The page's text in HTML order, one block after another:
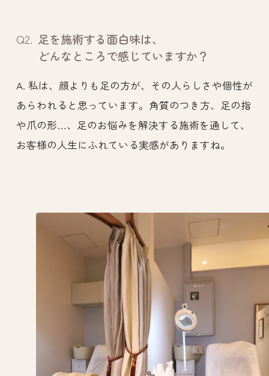
Q2. 足を施術する面白味は、
どんなところで感じていますか？
A. 私は、顔よりも足の方が、その人らしさや個性が
あらわれると思っています。角質のつき方、足の指
や爪の形…、足のお悩みを解決する施術を通して、
お客様の人生にふれている実感がありますね。